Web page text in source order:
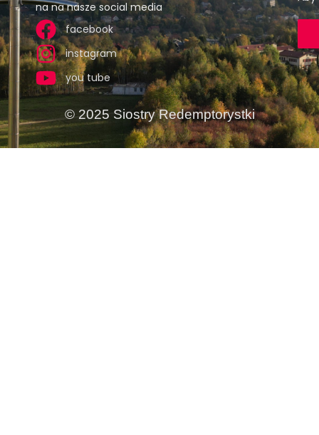
na na nasze social media
facebook
instagram
you tube
© 2025 Siostry Redemptorystki